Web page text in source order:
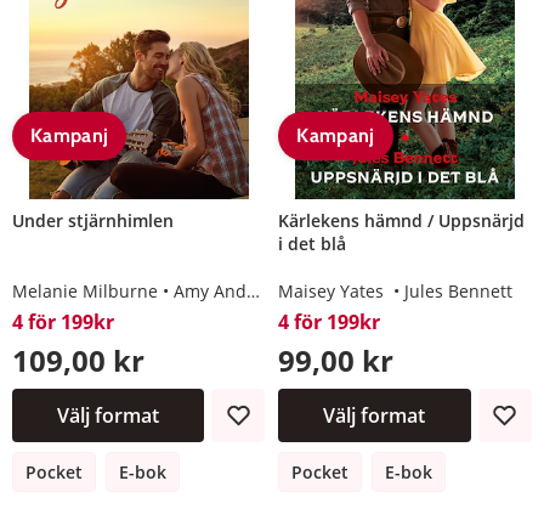
Kampanj
Under stjärnhimlen
Melanie Milburne Amy Andrews Sheri WhiteFeather Maisey
4 för 199kr
109,00 kr
Välj format
Pocket E-bok
Kampanj
Kärlekens hämnd / Uppsnärjd
i det blå
Maisey Yates Jules Bennett
4 för 199kr
99,00 kr
Välj format
Pocket E-bok